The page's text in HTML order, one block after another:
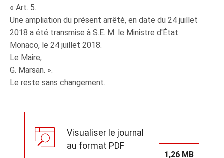
« Art. 5.
Une ampliation du présent arrêté, en date du 24 juillet
2018 a été transmise à S.E. M. le Ministre d'État.
Monaco, le 24 juillet 2018.
Le Maire,
G. Marsan. ».
Le reste sans changement.
Visualiser le journal
au format PDF
1,26 MB